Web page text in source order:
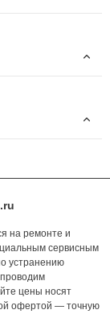
на ремонте и
сервисным
устранению
цены носят
офертой — точную